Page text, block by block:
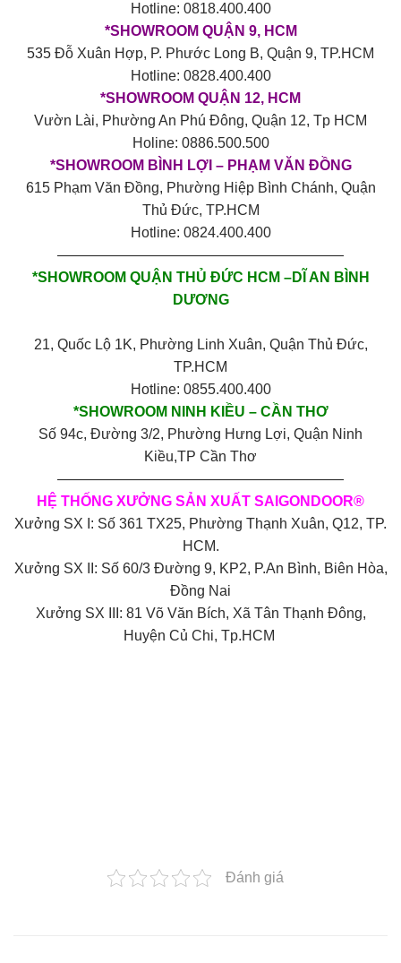
Hotline: 0818.400.400
*SHOWROOM QUẬN 9, HCM
535 Đỗ Xuân Hợp, P. Phước Long B, Quận 9, TP.HCM
Hotline: 0828.400.400
*SHOWROOM QUẬN 12, HCM
Vườn Lài, Phường An Phú Đông, Quận 12, Tp HCM
Holine: 0886.500.500
*SHOWROOM BÌNH LỢI – PHẠM VĂN ĐỒNG
615 Phạm Văn Đồng, Phường Hiệp Bình Chánh, Quận
Thủ Đức, TP.HCM
Hotline: 0824.400.400
————————————————————
*SHOWROOM QUẬN THỦ ĐỨC HCM –DĨ AN BÌNH
DƯƠNG
21, Quốc Lộ 1K, Phường Linh Xuân, Quận Thủ Đức,
TP.HCM
Hotline: 0855.400.400
*SHOWROOM NINH KIỀU – CẦN THƠ
Số 94c, Đường 3/2, Phường Hưng Lợi, Quận Ninh
Kiều,TP Cần Thơ
————————————————————
HỆ THỐNG XƯỞNG SẢN XUẤT SAIGONDOOR®
Xưởng SX I: Số 361 TX25, Phường Thạnh Xuân, Q12, TP.
HCM.
Xưởng SX II: Số 60/3 Đường 9, KP2, P.An Bình, Biên Hòa,
Đồng Nai
Xưởng SX III: 81 Võ Văn Bích, Xã Tân Thạnh Đông,
Huyện Củ Chi, Tp.HCM
Đánh giá